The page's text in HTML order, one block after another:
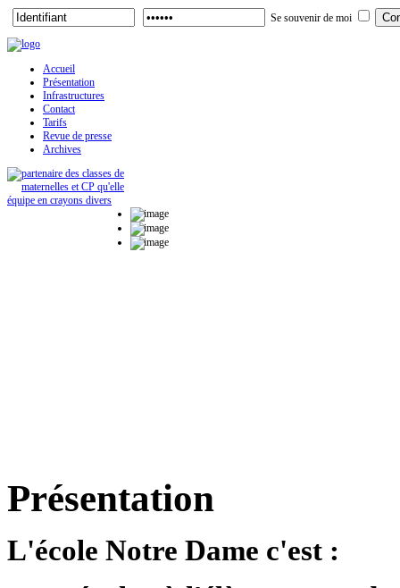
Se souvenir de moi
Accueil
Présentation
Infrastructures
Contact
Tarifs
Revue de presse
Archives
Présentation
L'école Notre Dame c'est :